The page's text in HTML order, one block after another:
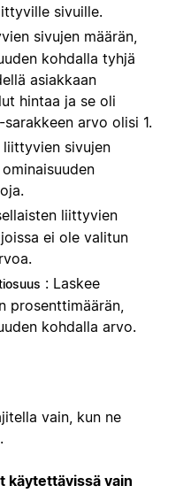
sivuille.
sivujen määrän,
kohdalla tyhjä
asiakkaan
hintaa ja se oli
arvo olisi 1.
liittyvien sivujen
liittyvien
ei ole valitun
: Laskee
prosenttimäärän,
kohdalla arvo.
vain, kun ne
käytettävissä vain